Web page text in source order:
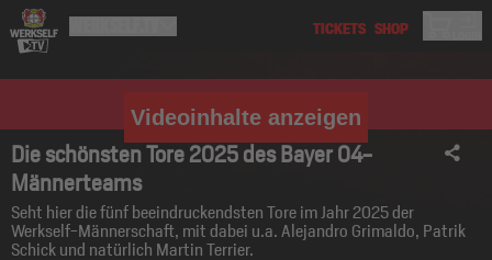
Videoinhalte anzeigen
Die schönsten Tore 2025 des Bayer 04-
Männerteams
Seht hier die fünf beeindruckendsten Tore im Jahr 2025 der
Werkself-Männerschaft, mit dabei u.a. Alejandro Grimaldo, Patrik
Schick und natürlich Martin Terrier.